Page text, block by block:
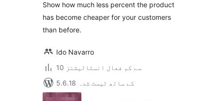
Show how much less percent the product
has become cheaper for your customers
than before.
Ido Navarro
10 سے کم فعال انسٹالیشنز
5.6.18 کے ساتھ ٹیسٹ شدہ